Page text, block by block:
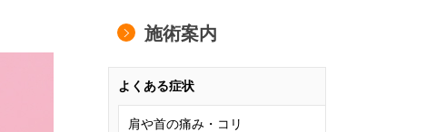
施術案内
よくある症状
肩や首の痛み・コリ